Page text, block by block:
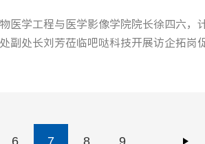
医学工程与医学影像学院院长徐四六，
副处长刘芳莅临吧哒科技开展访企拓岗